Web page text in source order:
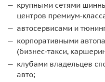
крупными сетями
центров
автосервисами и
корпоративными
(бизнес‑такси,
клубами владельцев
авто;